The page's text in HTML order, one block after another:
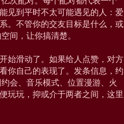
见到平时不太可能遇见的人：爱
。不管你的交友目标是什么，或
间，让你搞清楚。
始滑动了。如果给人点赞，对方
你自己的表现了。发条信息，约
会、音乐模式、位置漫游、火
玩玩，抑或介于两者之间，这里